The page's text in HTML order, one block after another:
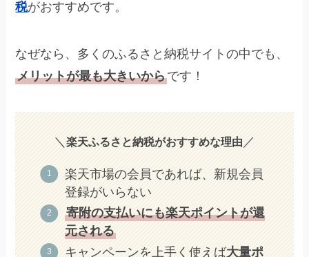
税がおすすめです。
なぜなら、多くのふるさと納税サイトの中でも、
メリットが最も大きいからです！
＼ 楽天ふるさと納税がおすすめな理由 ／
楽天市場の会員であれば、新規会員
登録がいらない
寄附の支払いにも楽天ポイントが還
元される
キャンペーンを上手く使えば大量ポ